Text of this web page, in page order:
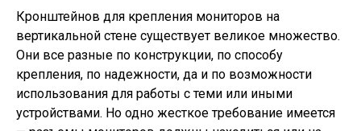
Кронштейнов для крепления мониторов на
вертикальной стене существует великое множество.
Они все разные по конструкции, по способу
крепления, по надежности, да и по возможности
использования для работы с теми или иными
устройствами. Но одно жесткое требование имеется